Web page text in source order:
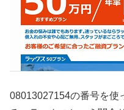
08013027154の番号を使